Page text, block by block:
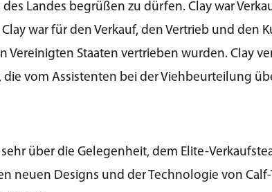
Landes begrüßen zu dürfen. Clay war
war für den Verkauf, den Vertrieb und den
Vereinigten Staaten vertrieben wurden. Clay
vom Assistenten bei der Viehbeurteilung
über die Gelegenheit, dem Elite-
neuen Designs und der Technologie von